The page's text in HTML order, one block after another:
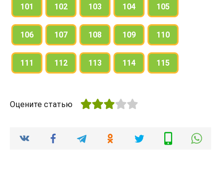
101 102 103 104 105
106 107 108 109 110
111 112 113 114 115
Оцените статью